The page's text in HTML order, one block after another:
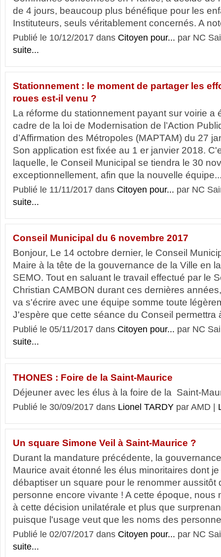
de 4 jours, beaucoup plus bénéfique pour les
Instituteurs, seuls véritablement concernés. A
Publié le 10/12/2017 dans Citoyen pour... par NC
suite...
Stationnement : le moment de partager les
roues est-il venu ?
La réforme du stationnement payant sur voirie a
cadre de la loi de Modernisation de l’Action
d’Affirmation des Métropoles (MAPTAM) du 27
Son application est fixée au 1 er janvier 2018.
laquelle, le Conseil Municipal se tiendra le 30
exceptionnellement, afin que la nouvelle
Publié le 11/11/2017 dans Citoyen pour... par NC
suite...
Conseil Municipal du 6 novembre 2017
Bonjour, Le 14 octobre dernier, le Conseil
Maire à la tête de la gouvernance de la Ville en
SEMO. Tout en saluant le travail effectué par le
Christian CAMBON durant ces dernières
va s'écrire avec une équipe somme toute
J'espère que cette séance du Conseil permettra
Publié le 05/11/2017 dans Citoyen pour... par NC
suite...
THONES : Foire de la Saint-Maurice
Déjeuner avec les élus à la foire de la Saint-
Publié le 30/09/2017 dans Lionel TARDY par AMD |
Un square Simone Veil à Saint-Maurice ?
Durant la mandature précédente, la
Maurice avait étonné les élus minoritaires dont
débaptiser un square pour le renommer aussitôt
personne encore vivante ! A cette époque, nous
à cette décision unilatérale et plus que
puisque l'usage veut que les noms des
Publié le 02/07/2017 dans Citoyen pour... par NC
suite...